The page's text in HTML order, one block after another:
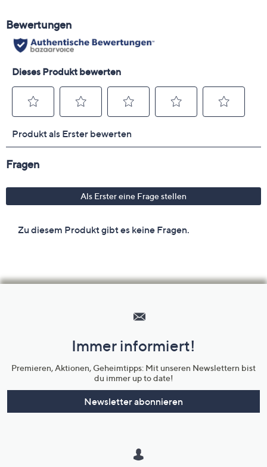
Unternehmensinformationen
Immer informiert!
Premieren, Aktionen, Geheimtipps: Mit unseren Newslettern bist
du immer up to date!
Newsletter abonnieren